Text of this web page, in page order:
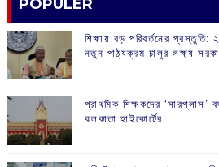
POPULER
শিক্ষায় বড় পরিবর্তনের
নতুন পাঠ্যক্রম চালুর লক্ষ্য
প্রাথমিক শিক্ষকদের ‘সারপ্লাস’
কলকাতা হাইকোর্টের